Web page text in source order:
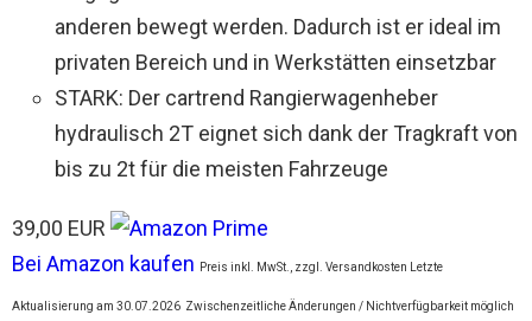
anderen bewegt werden. Dadurch ist er ideal im
privaten Bereich und in Werkstätten einsetzbar
STARK: Der cartrend Rangierwagenheber
hydraulisch 2T eignet sich dank der Tragkraft von
bis zu 2t für die meisten Fahrzeuge
39,00 EUR
Bei Amazon kaufen
Preis inkl. MwSt., zzgl. Versandkosten Letzte
Aktualisierung am 30.07.2026 Zwischenzeitliche Änderungen / Nichtverfügbarkeit möglich